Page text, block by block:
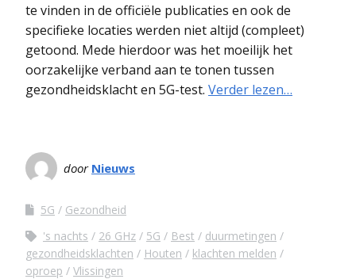
te vinden in de officiële publicaties en ook de
specifieke locaties werden niet altijd (compleet)
getoond. Mede hierdoor was het moeilijk het
oorzakelijke verband aan te tonen tussen
gezondheidsklacht en 5G-test. Verder lezen…
door Nieuws
5G
Gezondheid
's nachts
26 GHz 5G Best
duurmetingen
gezondheidsklachten
Houten
klachten melden
oproep
Vlissingen